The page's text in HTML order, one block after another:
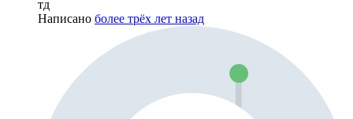
тд
Написано более трёх лет назад